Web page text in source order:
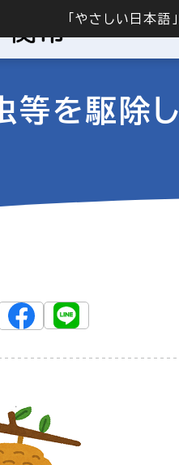
「やさしい日本
等を駆除